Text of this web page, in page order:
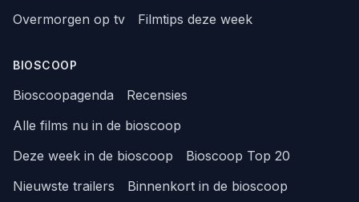
Overmorgen op tv
Filmtips deze week
BIOSCOOP
Bioscoopagenda
Recensies
Alle films nu in de bioscoop
Deze week in de bioscoop
Bioscoop Top 20
Nieuwste trailers
Binnenkort in de bioscoop